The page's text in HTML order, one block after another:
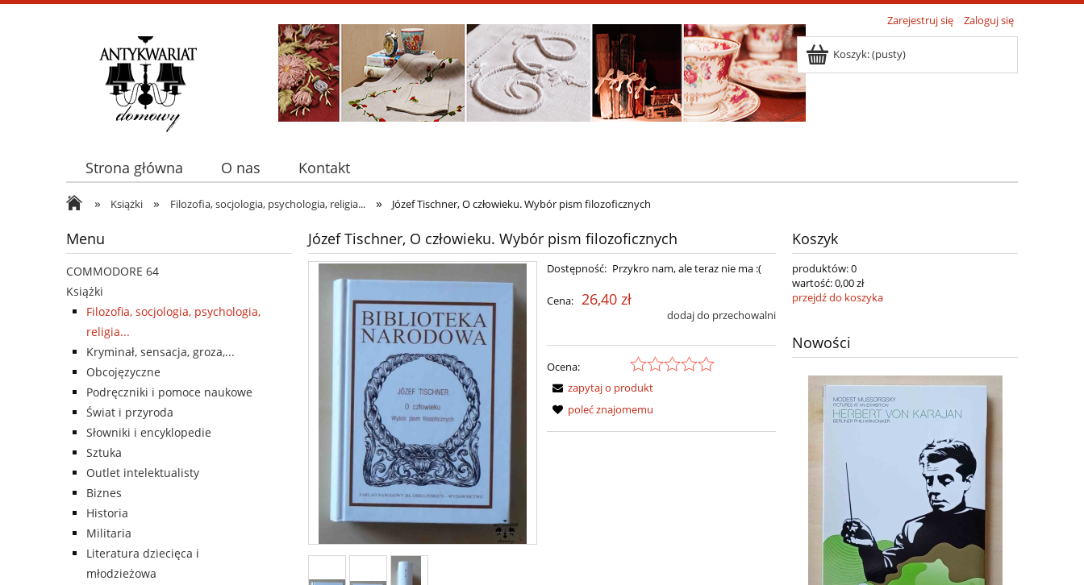
Zarejestruj się Zaloguj się
Koszyk:(pusty)
Strona główna O nas Kontakt
» Książki » Filozofia, socjologia, psychologia, religia... » Józef Tischner, O człowieku. Wybór pism filozoficznych
Menu
COMMODORE 64
Książki
Filozofia, socjologia, psychologia,
religia...
Kryminał, sensacja, groza,...
Obcojęzyczne
Podręczniki i pomoce naukowe
Świat i przyroda
Słowniki i encyklopedie
Sztuka
Outlet intelektualisty
Biznes
Historia
Militaria
Literatura dziecięca i
młodzieżowa
Józef Tischner, O człowieku. Wybór pism filozoficznych
Dostępność: Przykro nam, ale teraz nie ma :(
Cena: 26,40 zł
dodaj do przechowalni
Ocena:
zapytaj o produkt
poleć znajomemu
Koszyk
produktów:0
wartość:0,00 zł
przejdź do koszyka
Nowości